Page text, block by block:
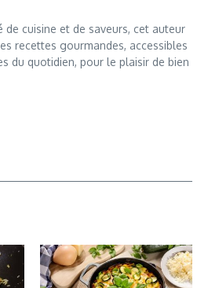
de cuisine et de saveurs, cet auteur
recettes gourmandes, accessibles
du quotidien, pour le plaisir de bien